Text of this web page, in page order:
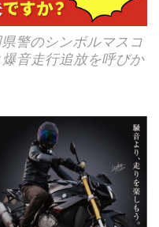
警のシンボルマスコ
音走行追放を呼びか